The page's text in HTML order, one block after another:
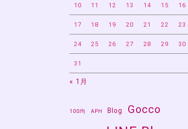
10 11 12 13 14 15 16
17 18 19 20 21 22 23
24 25 26 27 28 29 30
31
« 1月
100均 APH Blog Gocco